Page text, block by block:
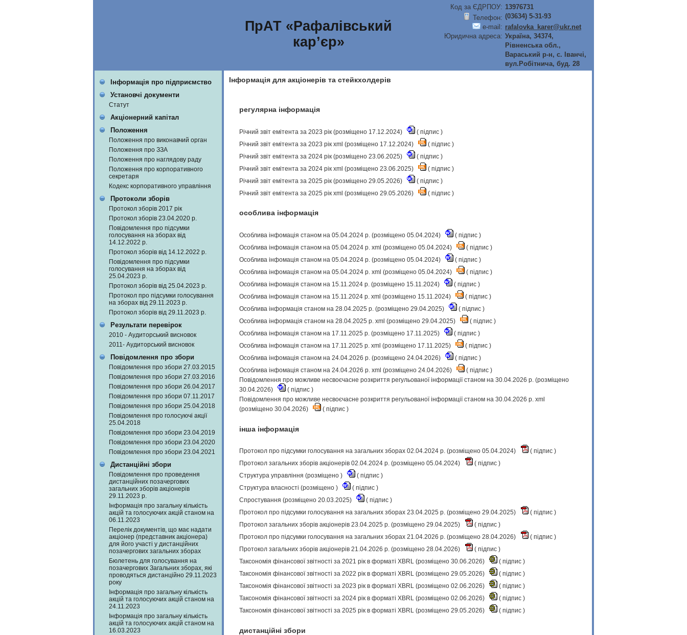
ПрАТ «Рафалівський
кар’єр»
Код за ЄДРПОУ: 13976731
Телефон: (03634) 5-31-93
e-mail: rafalovka_karer@ukr.net
Юридична адреса: Україна, 34374,
Рiвненська обл.,
Вараський р-н, с. Iванчi,
вул.Робiтнича, буд. 28
Інформація про підприємство
Установчі документи
Статут
Акціонерний капітал
Положення
Положення про виконавчий орган
Положення про ЗЗА
Положення про наглядову раду
Положення про корпоративного
секретаря
Кодекс корпоративного управління
Протоколи зборів
Протокол зборів 2017 рік
Протокол зборів 23.04.2020 р.
Повідомлення про підсумки
голосування на зборах від
14.12.2022 р.
Протокол зборів від 14.12.2022 р.
Повідомлення про підсумки
голосування на зборах від
25.04.2023 р.
Протокол зборів від 25.04.2023 р.
Протокол про підсумки голосування
на зборах від 29.11.2023 р.
Протокол зборів від 29.11.2023 р.
Результати перевірок
2010 - Аудиторський висновок
2011- Аудиторський висновок
Повідомлення про збори
Повідомлення про збори 27.03.2015
Повідомлення про збори 27.03.2016
Повідомлення про збори 26.04.2017
Повідомлення про збори 07.11.2017
Повідомлення про збори 25.04.2018
Повідомлення про голосуючі акції
25.04.2018
Повідомлення про збори 23.04.2019
Повідомлення про збори 23.04.2020
Повідомлення про збори 23.04.2021
Дистанційні збори
Повідомлення про проведення
дистанційних позачергових
загальних зборів акціонерів
29.11.2023 р.
Інформація про загальну кількість
акцій та голосуючих акцій станом на
06.11.2023
Перелік документів, що має надати
акціонер (представник акціонера)
для його участі у дистанційних
позачергових загальних зборах
Бюлетень для голосування на
позачергових Загальних зборах, які
проводяться дистанційно 29.11.2023
року
Інформація про загальну кількість
акцій та голосуючих акцій станом на
24.11.2023
Інформація про загальну кількість
акцій та голосуючих акцій станом на
16.03.2023
Інформація для акціонерів та стейкхолдерів
регулярна інформація
Річний звіт емітента за 2023 рік (розміщено 17.12.2024) ( підпис )
Річний звіт емітента за 2023 рік xml (розміщено 17.12.2024)
( підпис )
Річний звіт емітента за 2024 рік (розміщено 23.06.2025)
( підпис )
Річний звіт емітента за 2024 рік xml (розміщено 23.06.2025)
( підпис )
Річний звіт емітента за 2025 рік (розміщено 29.05.2026)
( підпис )
Річний звіт емітента за 2025 рік xml (розміщено 29.05.2026)
( підпис )
особлива інформація
Особлива інфомація станом на 05.04.2024 р. (розміщено 05.04.2024) ( підпис )
Особлива інфомація станом на 05.04.2024 р. xml (розміщено 05.04.2024)
( підпис )
Особлива інфомація станом на 05.04.2024 р. (розміщено 05.04.2024)
( підпис )
Особлива інфомація станом на 05.04.2024 р. xml (розміщено 05.04.2024)
( підпис )
Особлива інфомація станом на 15.11.2024 р. (розміщено 15.11.2024)
( підпис )
Особлива інфомація станом на 15.11.2024 р. xml (розміщено 15.11.2024)
( підпис )
Особлива інформація станом на 28.04.2025 р. (розміщено 29.04.2025)
( підпис )
Особлива інформація станом на 28.04.2025 р. xml (розміщено 29.04.2025)
( підпис )
Особлива інфомація станом на 17.11.2025 р. (розміщено 17.11.2025)
( підпис )
Особлива інфомація станом на 17.11.2025 р. xml (розміщено 17.11.2025)
( підпис )
Особлива інфомація станом на 24.04.2026 р. (розміщено 24.04.2026)
( підпис )
Особлива інфомація станом на 24.04.2026 р. xml (розміщено 24.04.2026)
( підпис )
Повідомлення про можливе несвоєчасне розкриття регульованої інформації станом на 30.04.2026 р. (розміщено
30.04.2026)
( підпис )
Повідомлення про можливе несвоєчасне розкриття регульованої інформації станом на 30.04.2026 р. xml
(розміщено 30.04.2026)
( підпис )
інша інформація
Протокол про підсумки голосування на загальних зборах 02.04.2024 р. (розміщено 05.04.2024) ( підпис )
Протокол загальних зборів акціонерів 02.04.2024 р. (розміщено 05.04.2024)
( підпис )
Структура управління (розміщено )
( підпис )
Структура власності (розміщено )
( підпис )
Спростування (розміщено 20.03.2025)
( підпис )
Протокол про підсумки голосування на загальних зборах 23.04.2025 р. (розміщено 29.04.2025)
( підпис )
Протокол загальних зборів акціонерів 23.04.2025 р. (розміщено 29.04.2025)
( підпис )
Протокол про підсумки голосування на загальних зборах 21.04.2026 р. (розміщено 28.04.2026)
( підпис )
Протокол загальних зборів акціонерів 21.04.2026 р. (розміщено 28.04.2026)
( підпис )
Таксономія фінансової звітності за 2021 рік в форматі XBRL (розміщено 30.06.2026)
( підпис )
Таксономія фінансової звітності за 2022 рік в форматі XBRL (розміщено 29.05.2026)
( підпис )
Таксономія фінансової звітності за 2023 рік в форматі XBRL (розміщено 02.06.2026)
( підпис )
Таксономія фінансової звітності за 2024 рік в форматі XBRL (розміщено 02.06.2026)
( підпис )
Таксономія фінансової звітності за 2025 рік в форматі XBRL (розміщено 29.05.2026)
( підпис )
дистанційні збори